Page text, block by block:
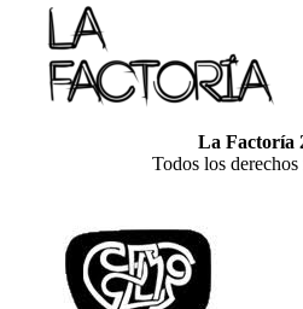
La Factoría
Todos los derechos